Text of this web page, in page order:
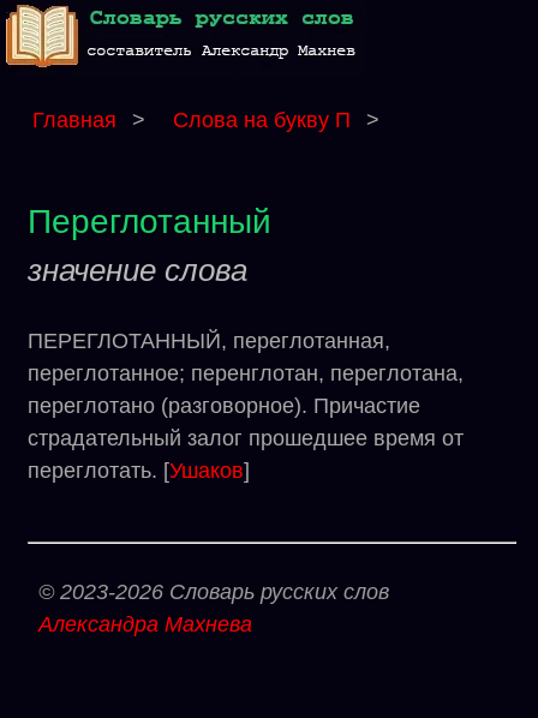
Главная > Слова на букву П >
Переглотанный
значение слова
ПЕРЕГЛОТАННЫЙ, переглотанная,
переглотанное; перенглотан, переглотана,
переглотано (разговорное). Причастие
страдательный залог прошедшее время от
переглотать. [Ушаков]
© 2023-2026 Словарь русских слов
Александра Махнева